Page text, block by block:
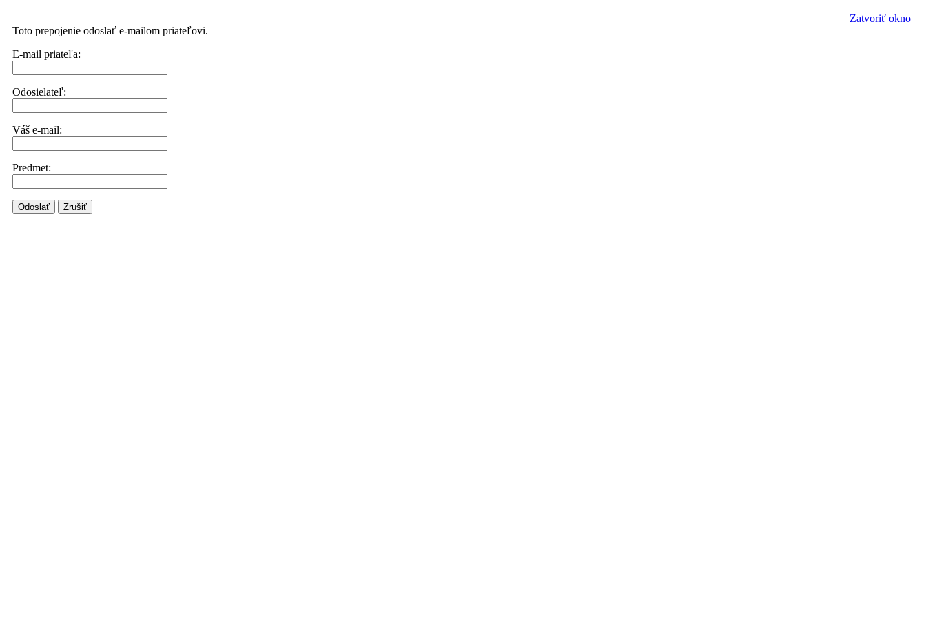
Zatvoriť okno
Toto prepojenie odoslať e-mailom priateľovi.
E-mail priateľa:
Odosielateľ:
Váš e-mail:
Predmet:
Odoslať Zrušiť